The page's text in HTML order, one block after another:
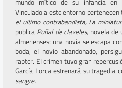
mundo mítico de su infancia en
Vinculado a este entorno pertenecen
el ultimo contrabandista, La
publicaPuñal de claveles, novela de
almerienses: una novia se escapa
boda, el novio abandonado,
raptor. El crimen tuvo gran
García Lorca estrenará su tragedia
sangre.